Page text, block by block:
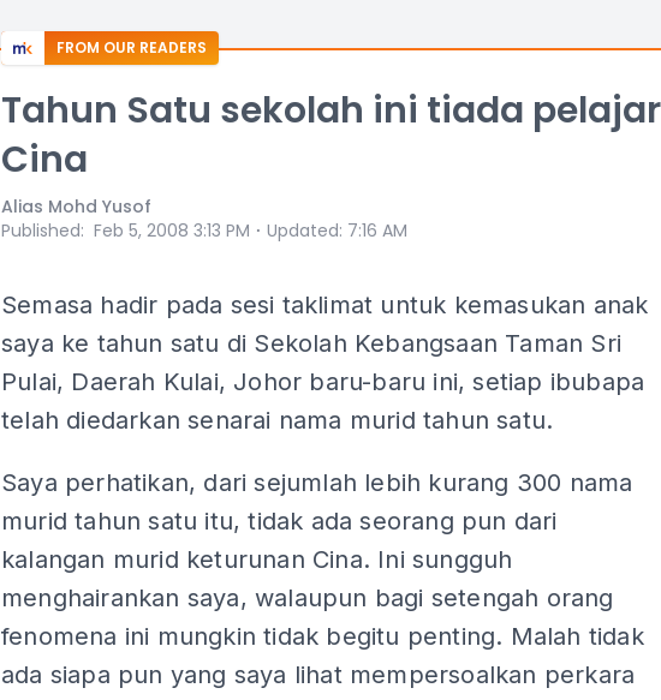
FROM OUR READERS
Tahun Satu sekolah ini tiada pelajar
Cina
Alias Mohd Yusof
Published: Feb 5, 2008 3:13 PM ⋅ Updated: 7:16 AM
Semasa hadir pada sesi taklimat untuk kemasukan anak
saya ke tahun satu di Sekolah Kebangsaan Taman Sri
Pulai, Daerah Kulai, Johor baru-baru ini, setiap ibubapa
telah diedarkan senarai nama murid tahun satu.
Saya perhatikan, dari sejumlah lebih kurang 300 nama
murid tahun satu itu, tidak ada seorang pun dari
kalangan murid keturunan Cina. Ini sungguh
menghairankan saya, walaupun bagi setengah orang
fenomena ini mungkin tidak begitu penting. Malah tidak
ada siapa pun yang saya lihat mempersoalkan perkara